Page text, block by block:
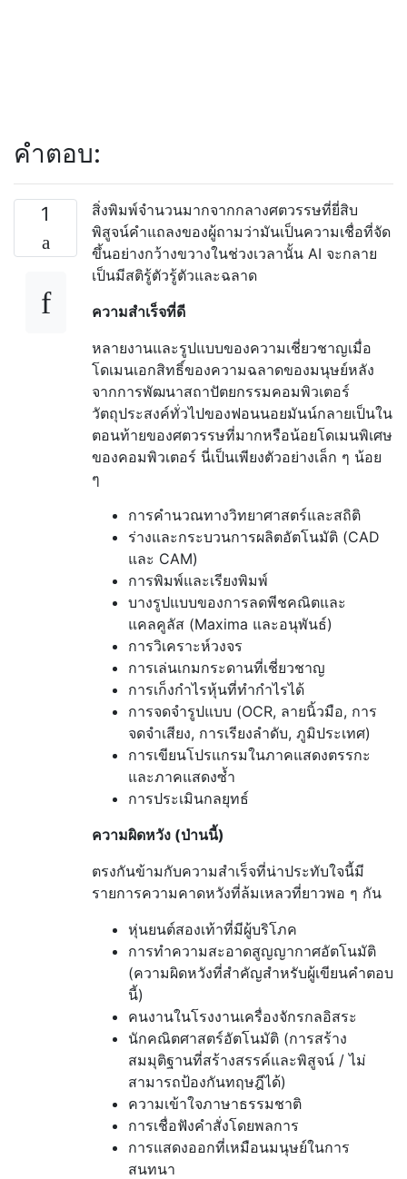
คำตอบ:
1
สิ่งพิมพ์จำนวนมากจากกลางศตวรรษที่ยี่สิบ
พิสูจน์คำแถลงของผู้ถามว่ามันเป็นความเชื่อที่จัด
ขึ้นอย่างกว้างขวางในช่วงเวลานั้น AI จะกลาย
เป็นมีสติรู้ตัวรู้ตัวและฉลาด
ความสำเร็จที่ดี
หลายงานและรูปแบบของความเชี่ยวชาญเมื่อ
โดเมนเอกสิทธิ์ของความฉลาดของมนุษย์หลัง
จากการพัฒนาสถาปัตยกรรมคอมพิวเตอร์
วัตถุประสงค์ทั่วไปของฟอนนอยมันน์กลายเป็นใน
ตอนท้ายของศตวรรษที่มากหรือน้อยโดเมนพิเศษ
ของคอมพิวเตอร์ นี่เป็นเพียงตัวอย่างเล็ก ๆ น้อย
ๆ
การคำนวณทางวิทยาศาสตร์และสถิติ
ร่างและกระบวนการผลิตอัตโนมัติ (CAD
และ CAM)
การพิมพ์และเรียงพิมพ์
บางรูปแบบของการลดพีชคณิตและ
แคลคูลัส (Maxima และอนุพันธ์)
การวิเคราะห์วงจร
การเล่นเกมกระดานที่เชี่ยวชาญ
การเก็งกำไรหุ้นที่ทำกำไรได้
การจดจำรูปแบบ (OCR, ลายนิ้วมือ, การ
จดจำเสียง, การเรียงลำดับ, ภูมิประเทศ)
การเขียนโปรแกรมในภาคแสดงตรรกะ
และภาคแสดงซ้ำ
การประเมินกลยุทธ์
ความผิดหวัง (ป่านนี้)
ตรงกันข้ามกับความสำเร็จที่น่าประทับใจนี้มี
รายการความคาดหวังที่ล้มเหลวที่ยาวพอ ๆ กัน
หุ่นยนต์สองเท้าที่มีผู้บริโภค
การทำความสะอาดสูญญากาศอัตโนมัติ
(ความผิดหวังที่สำคัญสำหรับผู้เขียนคำตอบ
นี้)
คนงานในโรงงานเครื่องจักรกลอิสระ
นักคณิตศาสตร์อัตโนมัติ (การสร้าง
สมมุติฐานที่สร้างสรรค์และพิสูจน์ / ไม่
สามารถป้องกันทฤษฎีได้)
ความเข้าใจภาษาธรรมชาติ
การเชื่อฟังคำสั่งโดยพลการ
การแสดงออกที่เหมือนมนุษย์ในการ
สนทนา